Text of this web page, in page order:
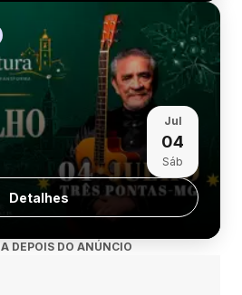
Jul
04
Sáb
Detalhes
DEPOIS DO ANÚNCIO